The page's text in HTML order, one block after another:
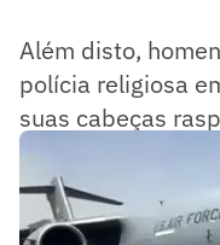
Além disto,
polícia religiosa
suas cabeças